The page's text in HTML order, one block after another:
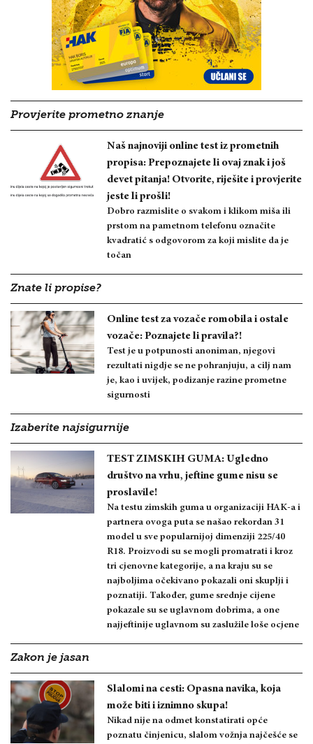
Provjerite prometno znanje
Naš najnoviji online test iz prometnih
propisa: Prepoznajete li ovaj znak i još
devet pitanja! Otvorite, riješite i provjerite
jeste li prošli!
Dobro razmislite o svakom i klikom miša ili
prstom na pametnom telefonu označite
kvadratić s odgovorom za koji mislite da je
točan
Znate li propise?
Online test za vozače romobila i ostale
vozače: Poznajete li pravila?!
Test je u potpunosti anoniman, njegovi
rezultati nigdje se ne pohranjuju, a cilj nam
je, kao i uvijek, podizanje razine prometne
sigurnosti
Izaberite najsigurnije
TEST ZIMSKIH GUMA: Ugledno
društvo na vrhu, jeftine gume nisu se
proslavile!
Na testu zimskih guma u organizaciji HAK-a i
partnera ovoga puta se našao rekordan 31
model u sve popularnijoj dimenziji 225/40
R18. Proizvodi su se mogli promatrati i kroz
tri cjenovne kategorije, a na kraju su se
najboljima očekivano pokazali oni skuplji i
poznatiji. Također, gume srednje cijene
pokazale su se uglavnom dobrima, a one
najjeftinije uglavnom su zaslužile loše ocjene
Zakon je jasan
Slalomi na cesti: Opasna navika, koja
može biti i iznimno skupa!
Nikad nije na odmet konstatirati opće
poznatu činjenicu, slalom vožnja najčešće se